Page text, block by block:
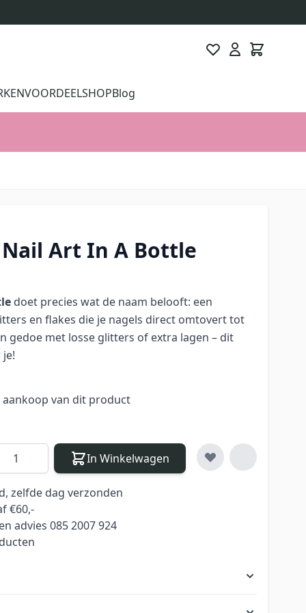
VOORDEELSHOPBlog
Art In A Bottle
doet precies wat de naam belooft: een
en flakes die je nagels direct omtovert tot
gedoe met losse glitters of extra lagen – dit
van dit product
In Winkelwagen
zelfde dag verzonden
€60,-
advies 085 2007 924